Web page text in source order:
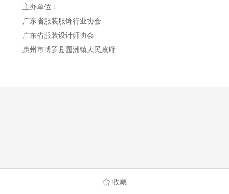
主办单位：
广东省服装服饰行业协会
广东省服装设计师协会
惠州市博罗县园洲镇人民政府
收藏